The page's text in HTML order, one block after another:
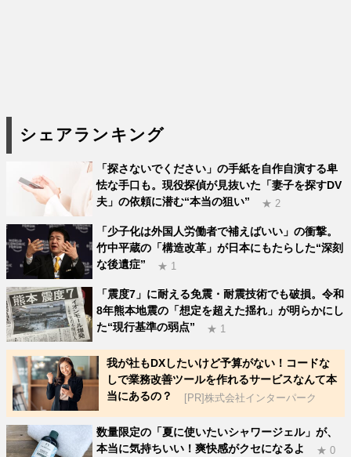
シェアランキング
「探さないでください」の手紙を自作自演する卑
怯な手口も。現役探偵が見抜いた「妻子を探すDV
夫」の依頼に潜む“本当の狙い”
★ 2
「少子化は外国人労働者で補えばいい」の衝撃。
竹中平蔵の「構造改革」が日本にもたらした“深刻
な後遺症”
★ 1
「震度7」に耐える免震・耐震技術でも破損。令和
8年熊本地震の「想定を超えた揺れ」が明らかにし
た“現行基準の弱点”
★ 1
我が社もDXしたいけど予算がない！コードな
しで業務改善ツールを作れるサービスなんて本
当にあるの？
[PR]株式会社インターパーク
数量限定の「夏に使いたいシャワージェル」が、
本当に気持ちいい！爽快感がクセになるよ
★ 0